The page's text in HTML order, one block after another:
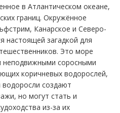
в Атлантическом океане,
границ. Окружённое
Канарское и Северо-
настоящей загадкой для
Это море
неподвижными соросными
коричневых водорослей,
водоросли создают
но могут стать и
из-за их